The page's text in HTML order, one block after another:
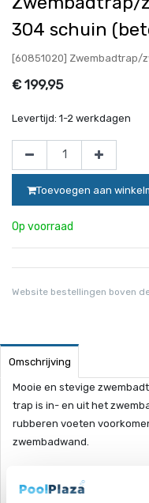
304 schuin
[60851020] Zwembadtrap/
€ 199,95
Levertijd: 1-2 werkdagen
Toevoegen aan
Op voorraad
Website bestellingen boven
Omschrijving
Mooie en stevige
trap is in- en uit het
rubberen voeten
zwembadwand.
De trap wordt compleet
materialen. De